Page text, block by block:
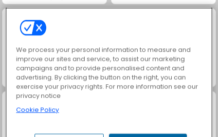
Masha and the Bear: Meadows Solitaire Social
We process your personal information to measure and
improve our sites and service, to assist our marketing
campaigns and to provide personalised content and
advertising. By clicking the button on the right, you can
exercise your privacy rights. For more information see our
privacy notice
Cookie Policy